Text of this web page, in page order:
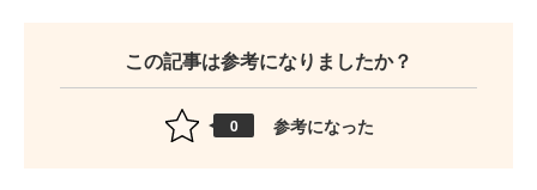
この記事は参考になりましたか？
0 参考になった